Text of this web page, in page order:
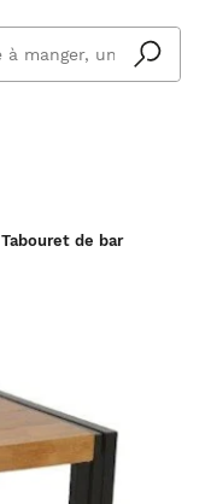
En savoir plus
Tabouret de bar